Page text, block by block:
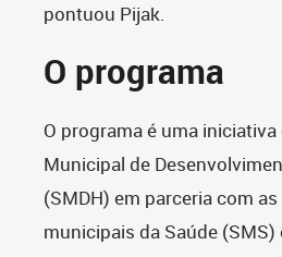
pontuou Pijak.
O programa
O programa é uma
Municipal de
(SMDH) em parceria com
municipais da Saúde (SMS)